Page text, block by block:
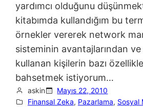
yardımcı olduğunu
kitabımda kullandığım bu
örnekler vererek network
sisteminin avantajlarından
kullanan kişilerin bazı
bahsetmek istiyorum…
askin
Mayıs 22, 2010
Finansal Zeka, Pazarlama, Sosyal